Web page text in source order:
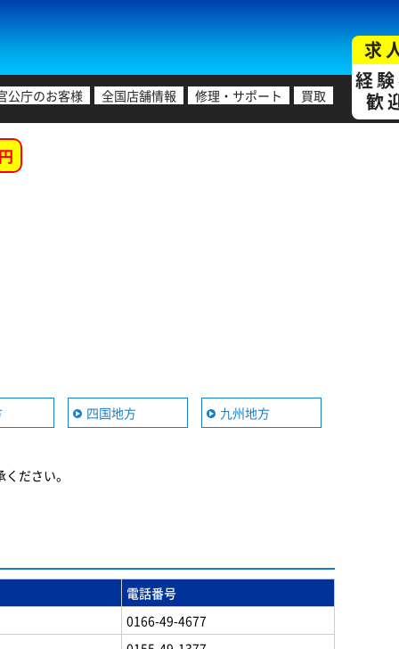
公庁のお客様 全国店舗情報 修理・サポート 買取
求
経
歓
四国地方 九州地方
ださい。
電話番号
0166-49-4677